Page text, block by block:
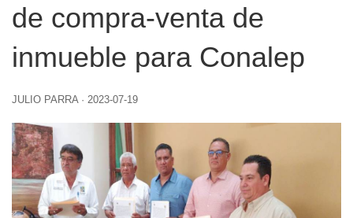
de compra-venta de
inmueble para Conalep
JULIO PARRA · 2023-07-19